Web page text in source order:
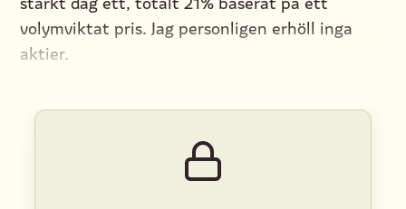
volymviktat pris. Jag personligen erhöll inga
aktier.